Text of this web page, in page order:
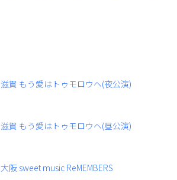
滋賀 もう愛はトゥモロウヘ(夜公演)
滋賀 もう愛はトゥモロウヘ(昼公演)
大阪 sweet music ReMEMBERS